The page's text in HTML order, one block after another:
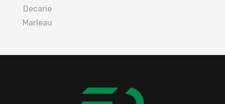
Decarie
Marleau